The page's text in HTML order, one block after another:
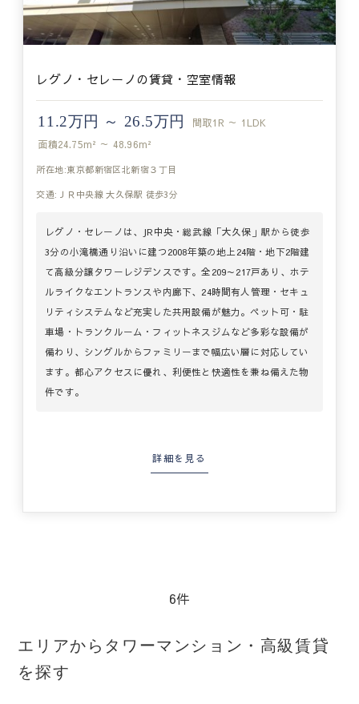
レグノ・セレーノの賃貸・空室情報
11.2万円 ～ 26.5万円 間取1R ～ 1LDK
面積24.75m² ～ 48.96m²
所在地:東京都新宿区北新宿３丁目
交通:ＪＲ中央線 大久保駅 徒歩3分
レグノ・セレーノは、JR中央・総武線「大久保」駅から徒歩
3分の小滝橋通り沿いに建つ2008年築の地上24階・地下2階建
て高級分譲タワーレジデンスです。全209～217戸あり、ホテ
ルライクなエントランスや内廊下、24時間有人管理・セキュ
リティシステムなど充実した共用設備が魅力。ペット可・駐
車場・トランクルーム・フィットネスジムなど多彩な設備が
備わり、シングルからファミリーまで幅広い層に対応してい
ます。都心アクセスに優れ、利便性と快適性を兼ね備えた物
件です。
詳細を見る
6件
エリアからタワーマンション・高級賃貸
を探す